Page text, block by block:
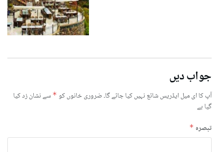
جواب دیں
آپ کا ای میل ایڈریس شائع نہیں کیا جائے گا۔ضروری خانوں کو * سے نشان زد کیا
گیا ہے
تبصرہ *